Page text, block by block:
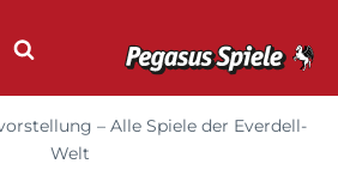
– Alle Spiele der Everdell-
Welt